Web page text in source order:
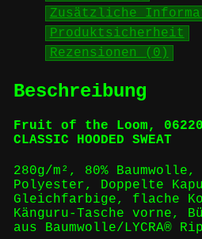
Zusätzliche
Produktsicherheit
Rezensionen (0)
Beschreibung
Fruit of the Loom,
CLASSIC HOODED SWEAT
280g/m², 80% Baumwolle,
Polyester, Doppelte
Gleichfarbige, flache
Känguru-Tasche vorne,
aus Baumwolle/LYCRA®